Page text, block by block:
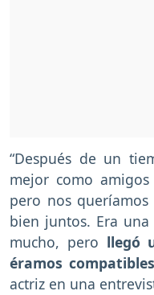
“Después de un
mejor como
pero nos
bien juntos. Era
mucho, pero llegó
éramos
actriz en una